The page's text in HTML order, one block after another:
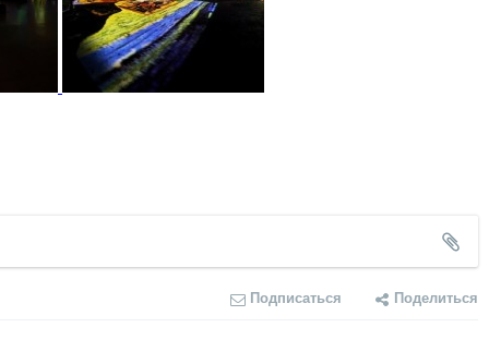
Подписаться Поделиться